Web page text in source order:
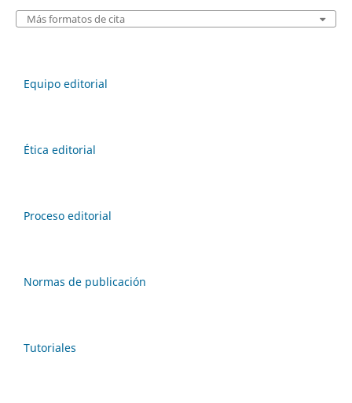
Más formatos de cita
Equipo editorial
Ética editorial
Proceso editorial
Normas de publicación
Tutoriales